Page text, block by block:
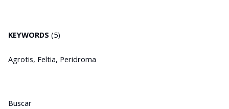
KEYWORDS (5)
Agrotis, Feltia, Peridroma
Buscar